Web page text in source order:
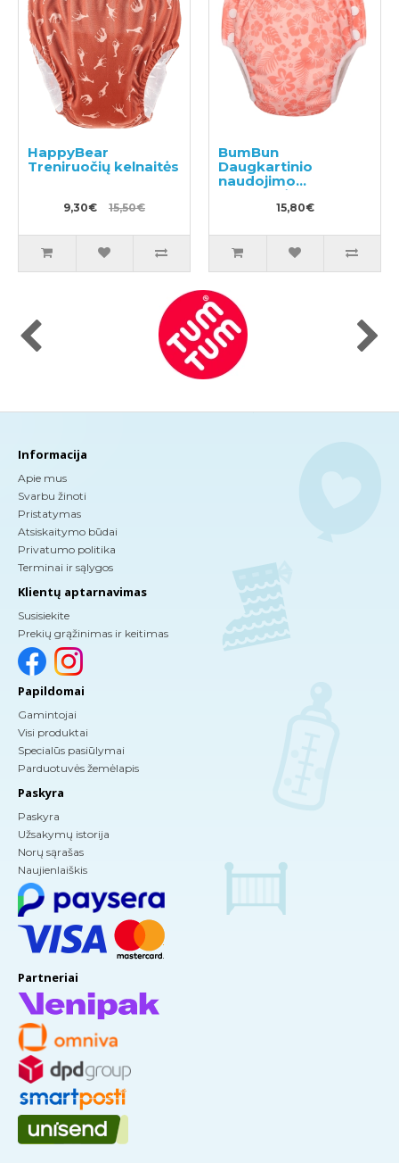
HappyBear
Treniruočių kelnaitės
9,30€ 15,50€
BumBun
Daugkartinio
naudojimo
sauskelnės
plaukimui ir tualeto
15,80€
Informacija
Apie mus
Svarbu žinoti
Pristatymas
Atsiskaitymo būdai
Privatumo politika
Terminai ir sąlygos
Klientų aptarnavimas
Susisiekite
Prekių grąžinimas ir keitimas
Papildomai
Gamintojai
Visi produktai
Specialūs pasiūlymai
Parduotuvės žemėlapis
Paskyra
Paskyra
Užsakymų istorija
Norų sąrašas
Naujienlaiškis
Partneriai